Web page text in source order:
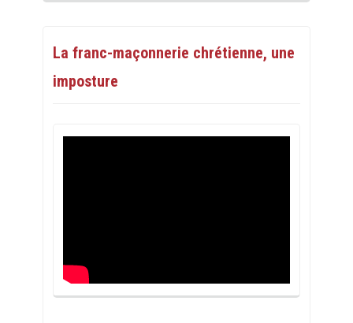
La franc-maçonnerie chrétienne, une
imposture